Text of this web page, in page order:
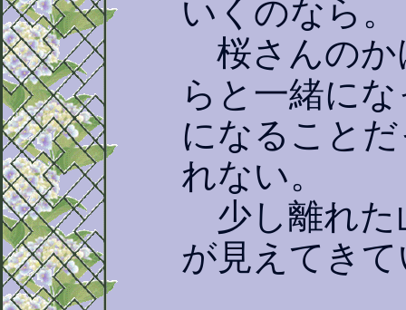
いくのなら。
桜さんのか
らと一緒に
になること
れない。
少し離れた
が見えてき